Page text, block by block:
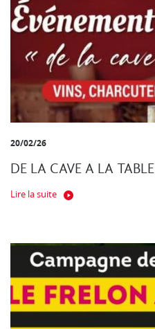
20/02/26
DE LA CAVE A LA TABLE
Lire la suite